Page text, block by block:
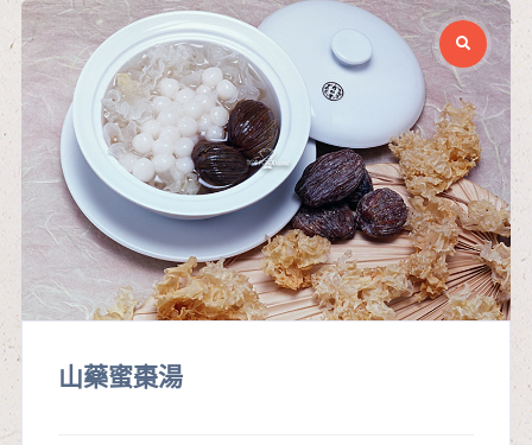
山藥蜜棗湯